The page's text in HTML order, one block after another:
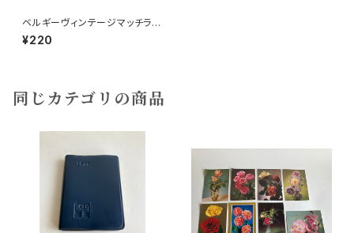
ベルギーヴィンテージマッチラベ
ル10枚組8
¥220
同じカテゴリの商品